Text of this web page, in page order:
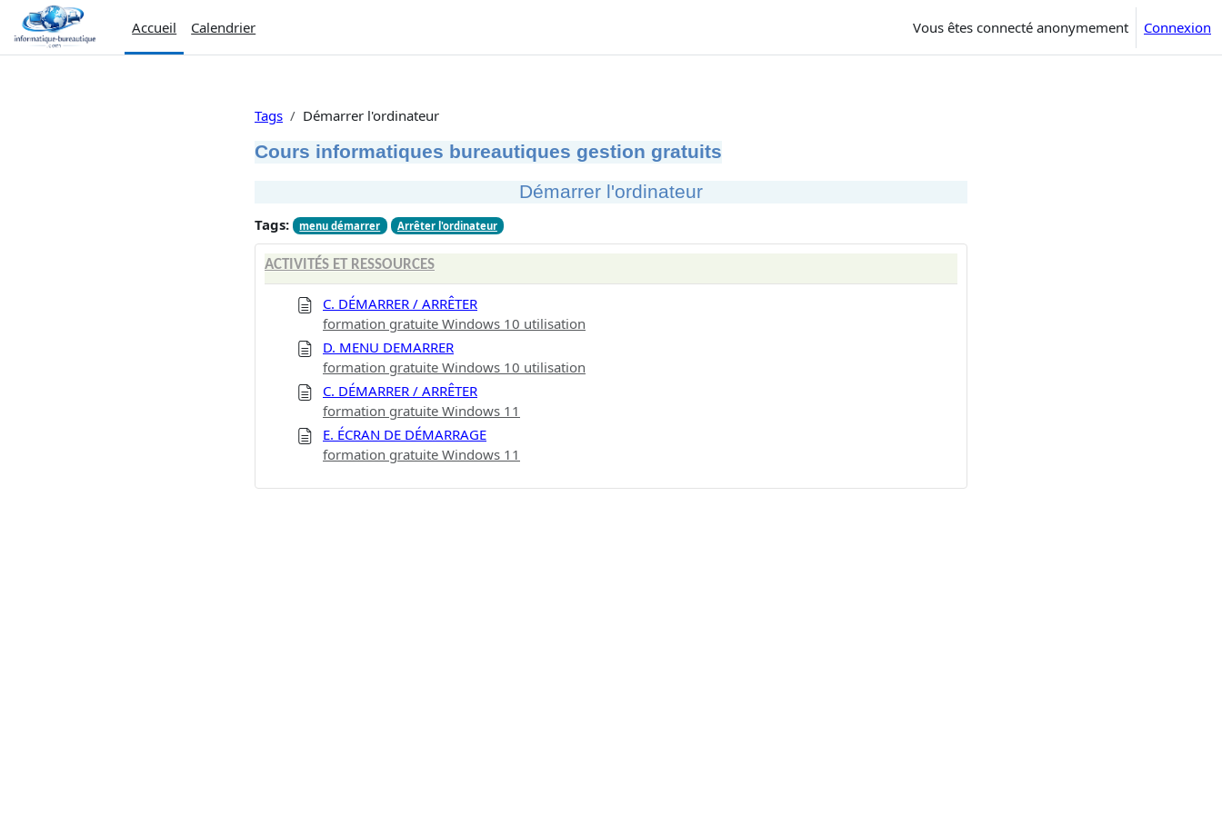
Passer au contenu principal
Accueil
Calendrier Vous êtes connecté anonymement Connexion
Tags Démarrer l'ordinateur
Cours informatiques bureautiques gestion gratuits
Démarrer l'ordinateur
Tags: menu démarrer Arrêter l'ordinateur
ACTIVITÉS ET RESSOURCES
C. DÉMARRER / ARRÊTER
formation gratuite Windows 10 utilisation
D. MENU DEMARRER
formation gratuite Windows 10 utilisation
C. DÉMARRER / ARRÊTER
formation gratuite Windows 11
E. ÉCRAN DE DÉMARRAGE
formation gratuite Windows 11